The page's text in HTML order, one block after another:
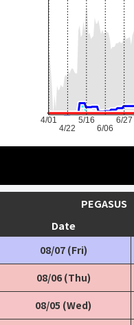
4/01
4/22
5/16
6/06
6/27
PEGASUS
Date
08/07 (Fri)
08/06 (Thu)
08/05 (Wed)